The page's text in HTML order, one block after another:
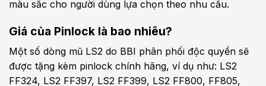
màu sắc cho người dùng lựa chọn theo nhu cầu.
Giá của Pinlock là bao nhiêu?
Một số dòng mũ LS2 do BBI phân phối độc quyền sẽ
được tặng kèm pinlock chính hãng, ví dụ như: LS2
FF324, LS2 FF397, LS2 FF399, LS2 FF800, FF805,